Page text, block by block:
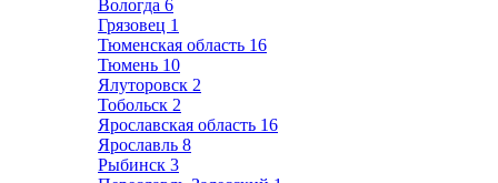
Вологда 6
Грязовец 1
Тюменская область 16
Тюмень 10
Ялуторовск 2
Тобольск 2
Ярославская область 16
Ярославль 8
Рыбинск 3